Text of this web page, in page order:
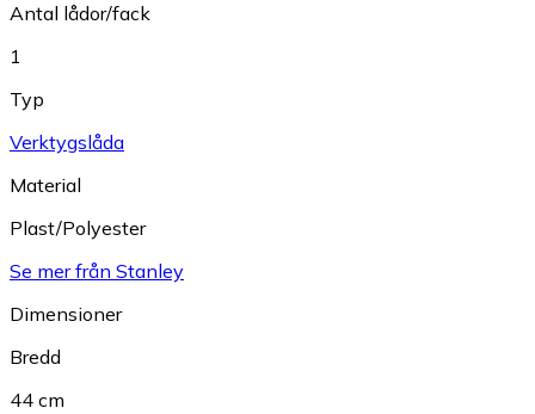
Antal lådor/fack
1
Typ
Verktygslåda
Material
Plast/Polyester
Se mer från Stanley
Dimensioner
Bredd
44 cm